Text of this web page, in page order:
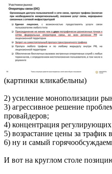
(картинки кликабельны)
2) усиление монополизации
3) агрессивное решение
провайдеров;
4) концентрация
5) возрастание цены за трафик
6) ну и самый
И вот на круглом столе